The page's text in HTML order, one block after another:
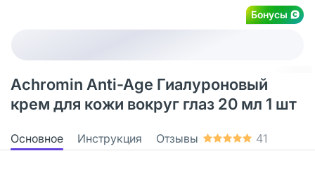
Бонусы
Achromin Anti-Age Гиалуроновый
крем для кожи вокруг глаз 20 мл 1 шт
Основное Инструкция Отзывы 41